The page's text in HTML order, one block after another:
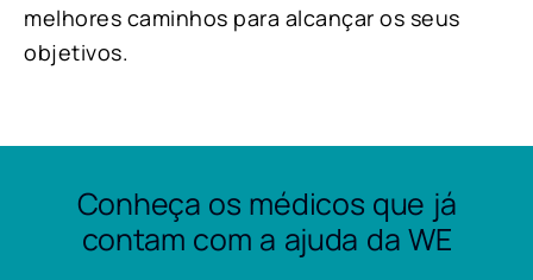
melhores caminhos para alcançar os seus
objetivos.
Conheça os médicos que já
contam com a ajuda da WE